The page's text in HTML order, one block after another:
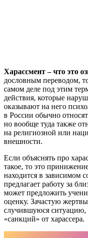
Харассмент ­– что это
дословным переводом,
самом деле под этим
действия, которые
оказывают на него
в России обычно
но вообще туда также
на религиозной или
внешности.
Если объяснять про
такое, то это
находится в зависимом
предлагает работу за
может предложить
оценку. Зачастую
случившуюся ситуацию,
«санкций» от харассера.